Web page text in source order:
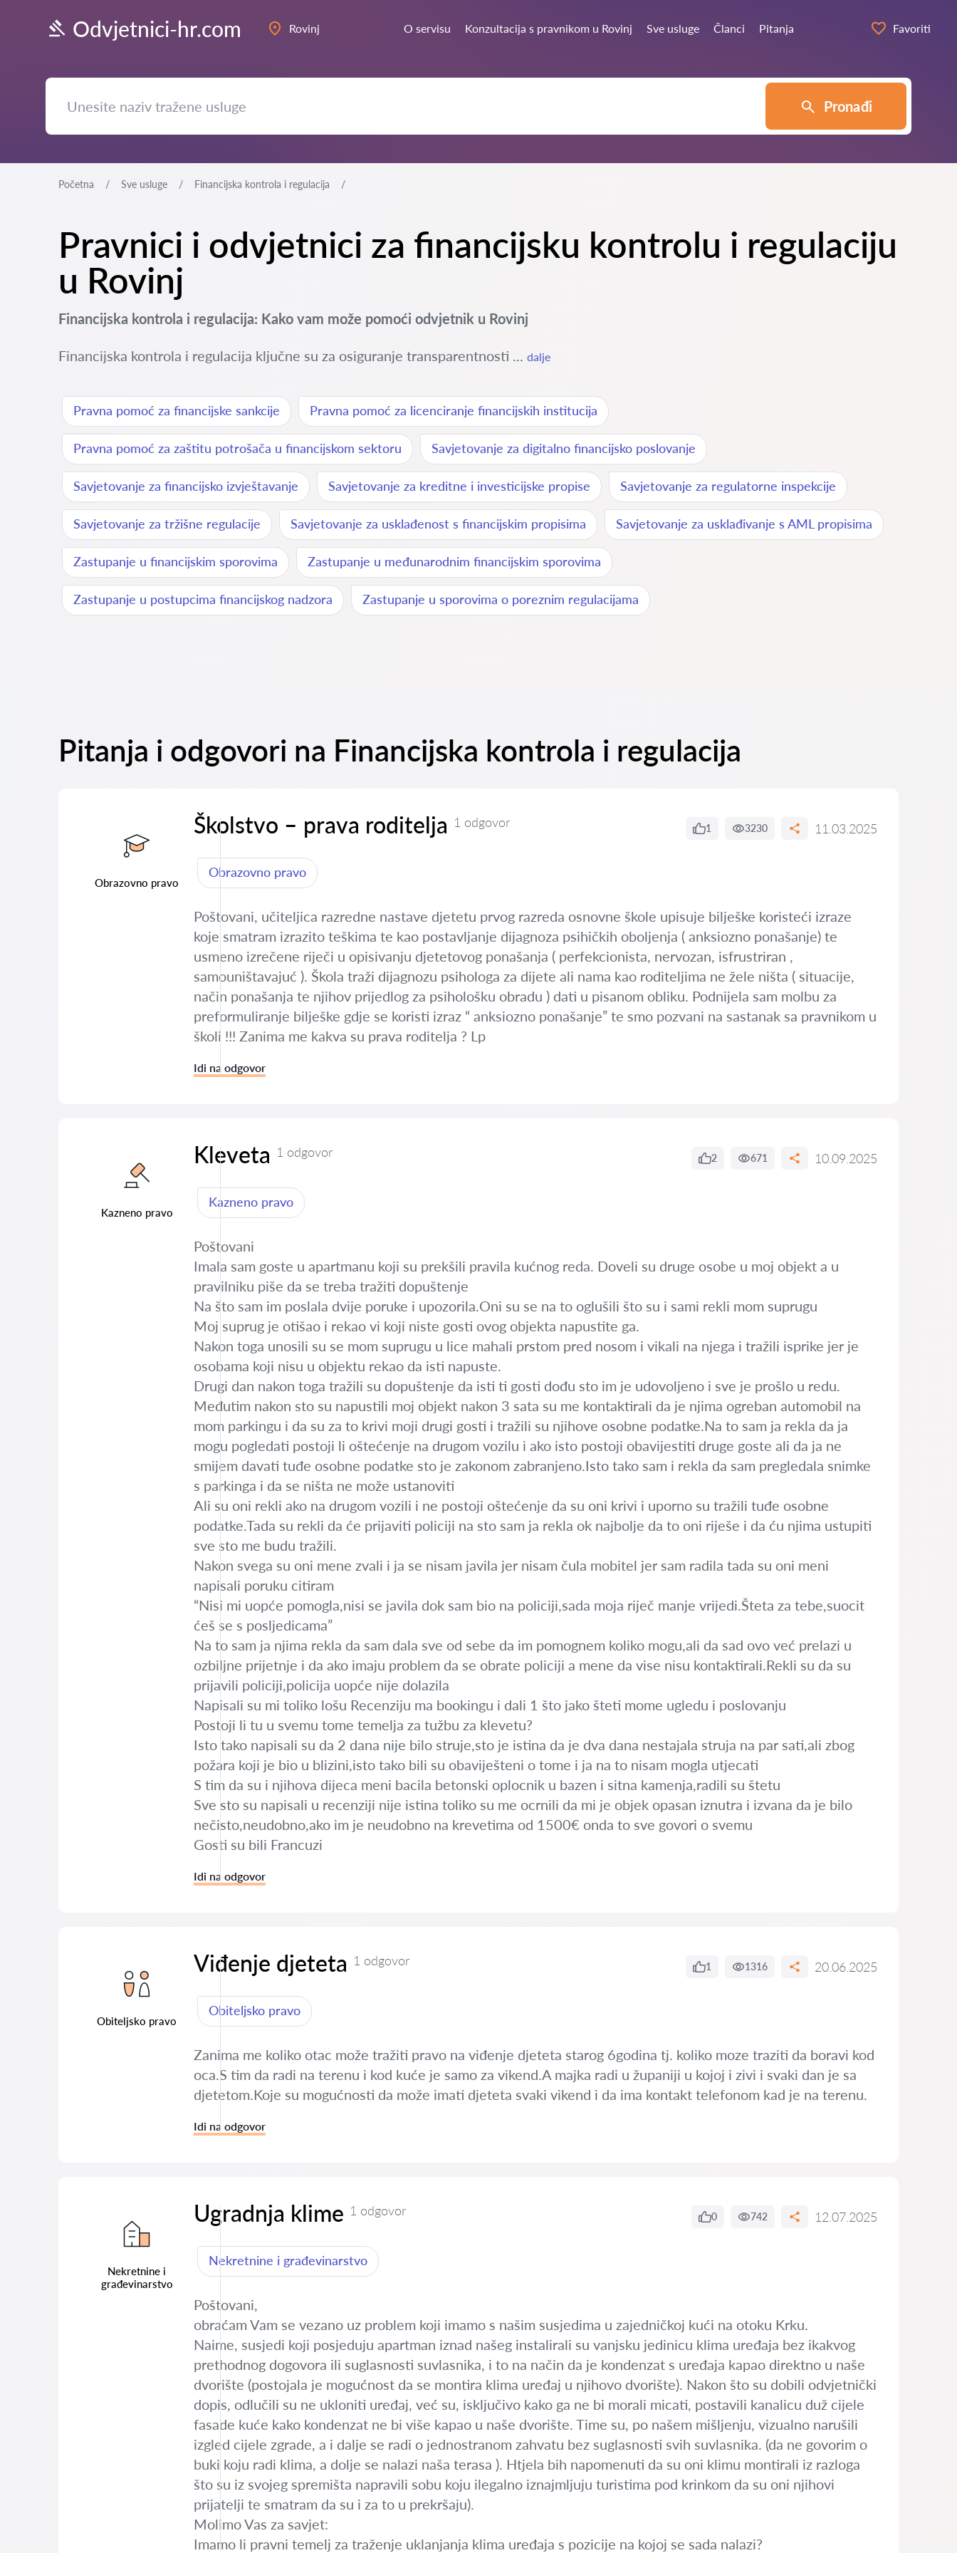
Odvjetnici-hr.com Rovinj O servisu Konzultacija s pravnikom u Rovinj Sve usluge Članci Pitanja Favoriti
Pronađi
Početna Sve usluge Financijska kontrola i regulacija
Pravnici i odvjetnici za financijsku kontrolu i regulaciju
u Rovinj
Financijska kontrola i regulacija: Kako vam može pomoći odvjetnik u Rovinj
Financijska kontrola i regulacija ključne su za osiguranje transparentnosti ... dalje
Pravna pomoć za financijske sankcije Pravna pomoć za licenciranje financijskih institucija
Pravna pomoć za zaštitu potrošača u financijskom sektoru Savjetovanje za digitalno financijsko poslovanje
Savjetovanje za financijsko izvještavanje Savjetovanje za kreditne i investicijske propise Savjetovanje za regulatorne inspekcije
Savjetovanje za tržišne regulacije Savjetovanje za usklađenost s financijskim propisima Savjetovanje za usklađivanje s AML propisima
Zastupanje u financijskim sporovima Zastupanje u međunarodnim financijskim sporovima
Zastupanje u postupcima financijskog nadzora Zastupanje u sporovima o poreznim regulacijama
Pitanja i odgovori na Financijska kontrola i regulacija
Obrazovno pravo
Školstvo – prava roditelja 1 odgovor 1 3230 11.03.2025
Obrazovno pravo
Poštovani, učiteljica razredne nastave djetetu prvog razreda osnovne škole upisuje bilješke koristeći izraze
koje smatram izrazito teškima te kao postavljanje dijagnoza psihičkih oboljenja ( anksiozno ponašanje) te
usmeno izrečene riječi u opisivanju djetetovog ponašanja ( perfekcionista, nervozan, isfrustriran ,
samouništavajuć ). Škola traži dijagnozu psihologa za dijete ali nama kao roditeljima ne žele ništa ( situacije,
način ponašanja te njihov prijedlog za psihološku obradu ) dati u pisanom obliku. Podnijela sam molbu za
preformuliranje bilješke gdje se koristi izraz “ anksiozno ponašanje” te smo pozvani na sastanak sa pravnikom u
školi !!! Zanima me kakva su prava roditelja ? Lp
Idi na odgovor
Kazneno pravo
Kleveta 1 odgovor 2 671 10.09.2025
Kazneno pravo
Poštovani
Imala sam goste u apartmanu koji su prekšili pravila kućnog reda. Doveli su druge osobe u moj objekt a u
pravilniku piše da se treba tražiti dopuštenje
Na što sam im poslala dvije poruke i upozorila.Oni su se na to oglušili što su i sami rekli mom suprugu
Moj suprug je otišao i rekao vi koji niste gosti ovog objekta napustite ga.
Nakon toga unosili su se mom suprugu u lice mahali prstom pred nosom i vikali na njega i tražili isprike jer je
osobama koji nisu u objektu rekao da isti napuste.
Drugi dan nakon toga tražili su dopuštenje da isti ti gosti dođu sto im je udovoljeno i sve je prošlo u redu.
Međutim nakon sto su napustili moj objekt nakon 3 sata su me kontaktirali da je njima ogreban automobil na
mom parkingu i da su za to krivi moji drugi gosti i tražili su njihove osobne podatke.Na to sam ja rekla da ja
mogu pogledati postoji li oštećenje na drugom vozilu i ako isto postoji obavijestiti druge goste ali da ja ne
smijem davati tuđe osobne podatke sto je zakonom zabranjeno.Isto tako sam i rekla da sam pregledala snimke
s parkinga i da se ništa ne može ustanoviti
Ali su oni rekli ako na drugom vozili i ne postoji oštećenje da su oni krivi i uporno su tražili tuđe osobne
podatke.Tada su rekli da će prijaviti policiji na sto sam ja rekla ok najbolje da to oni riješe i da ću njima ustupiti
sve sto me budu tražili.
Nakon svega su oni mene zvali i ja se nisam javila jer nisam čula mobitel jer sam radila tada su oni meni
napisali poruku citiram
“Nisi mi uopće pomogla,nisi se javila dok sam bio na policiji,sada moja riječ manje vrijedi.Šteta za tebe,suocit
ćeš se s posljedicama”
Na to sam ja njima rekla da sam dala sve od sebe da im pomognem koliko mogu,ali da sad ovo već prelazi u
ozbiljne prijetnje i da ako imaju problem da se obrate policiji a mene da vise nisu kontaktirali.Rekli su da su
prijavili policiji,policija uopće nije dolazila
Napisali su mi toliko lošu Recenziju ma bookingu i dali 1 što jako šteti mome ugledu i poslovanju
Postoji li tu u svemu tome temelja za tužbu za klevetu?
Isto tako napisali su da 2 dana nije bilo struje,sto je istina da je dva dana nestajala struja na par sati,ali zbog
požara koji je bio u blizini,isto tako bili su obaviješteni o tome i ja na to nisam mogla utjecati
S tim da su i njihova dijeca meni bacila betonski oplocnik u bazen i sitna kamenja,radili su štetu
Sve sto su napisali u recenziji nije istina toliko su me ocrnili da mi je objek opasan iznutra i izvana da je bilo
nečisto,neudobno,ako im je neudobno na krevetima od 1500€ onda to sve govori o svemu
Gosti su bili Francuzi
Idi na odgovor
Obiteljsko pravo
Viđenje djeteta 1 odgovor 1 1316 20.06.2025
Obiteljsko pravo
Zanima me koliko otac može tražiti pravo na viđenje djeteta starog 6godina tj. koliko moze traziti da boravi kod
oca.S tim da radi na terenu i kod kuće je samo za vikend.A majka radi u županiji u kojoj i zivi i svaki dan je sa
djetetom.Koje su mogućnosti da može imati djeteta svaki vikend i da ima kontakt telefonom kad je na terenu.
Idi na odgovor
Nekretnine i
građevinarstvo
Ugradnja klime 1 odgovor 0 742 12.07.2025
Nekretnine i građevinarstvo
Poštovani,
obraćam Vam se vezano uz problem koji imamo s našim susjedima u zajedničkoj kući na otoku Krku.
Naime, susjedi koji posjeduju apartman iznad našeg instalirali su vanjsku jedinicu klima uređaja bez ikakvog
prethodnog dogovora ili suglasnosti suvlasnika, i to na način da je kondenzat s uređaja kapao direktno u naše
dvorište (postojala je mogućnost da se montira klima uređaj u njihovo dvorište). Nakon što su dobili odvjetnički
dopis, odlučili su ne ukloniti uređaj, već su, isključivo kako ga ne bi morali micati, postavili kanalicu duž cijele
fasade kuće kako kondenzat ne bi više kapao u naše dvorište. Time su, po našem mišljenju, vizualno narušili
izgled cijele zgrade, a i dalje se radi o jednostranom zahvatu bez suglasnosti svih suvlasnika. (da ne govorim o
buki koju radi klima, a dolje se nalazi naša terasa ). Htjela bih napomenuti da su oni klimu montirali iz razloga
što su iz svojeg spremišta napravili sobu koju ilegalno iznajmljuju turistima pod krinkom da su oni njihovi
prijatelji te smatram da su i za to u prekršaju).
Molimo Vas za savjet:
Imamo li pravni temelj za traženje uklanjanja klima uređaja s pozicije na kojoj se sada nalazi?